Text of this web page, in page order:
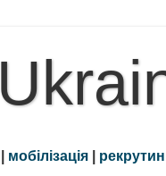
| мобілізація |